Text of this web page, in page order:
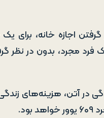
اجازه خانه، برای یک
خواهد بود. اما برای یک فرد مجرد،
در آتن، هزینه‌های